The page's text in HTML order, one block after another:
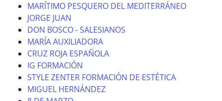
MARÍTIMO PESQUERO DEL MEDITERRÁNEO
JORGE JUAN
DON BOSCO - SALESIANOS
MARÍA AUXILIADORA
CRUZ ROJA ESPAÑOLA
IG FORMACIÓN
STYLE ZENTER FORMACIÓN DE ESTÉTICA
MIGUEL HERNÁNDEZ